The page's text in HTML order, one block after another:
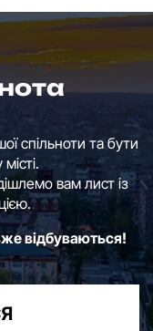
спільноти та бути
вам лист із
відбуваються!